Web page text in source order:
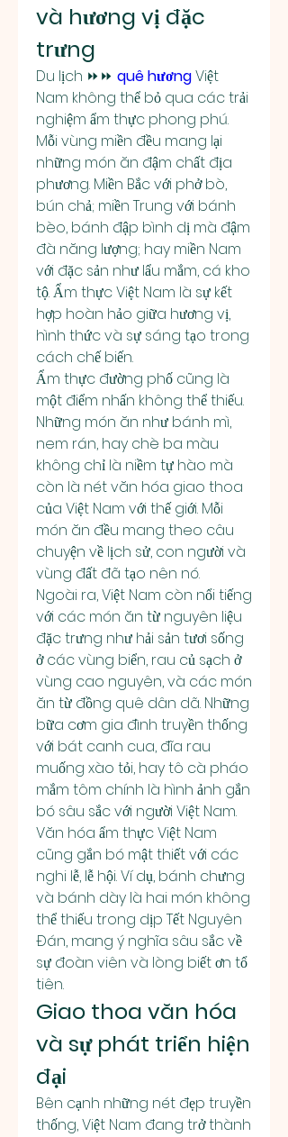
và hương vị đặc
trưng
Du lịch ⏩⏩ quê hương Việt
Nam không thể bỏ qua các trải
nghiệm ẩm thực phong phú.
Mỗi vùng miền đều mang lại
những món ăn đậm chất địa
phương. Miền Bắc với phở bò,
bún chả; miền Trung với bánh
bèo, bánh đập bình dị mà đậm
đà năng lượng; hay miền Nam
với đặc sản như lẩu mắm, cá kho
tộ. Ẩm thực Việt Nam là sự kết
hợp hoàn hảo giữa hương vị,
hình thức và sự sáng tạo trong
cách chế biến.
Ẩm thực đường phố cũng là
một điểm nhấn không thể thiếu.
Những món ăn như bánh mì,
nem rán, hay chè ba màu
không chỉ là niềm tự hào mà
còn là nét văn hóa giao thoa
của Việt Nam với thế giới. Mỗi
món ăn đều mang theo câu
chuyện về lịch sử, con người và
vùng đất đã tạo nên nó.
Ngoài ra, Việt Nam còn nổi tiếng
với các món ăn từ nguyên liệu
đặc trưng như hải sản tươi sống
ở các vùng biển, rau củ sạch ở
vùng cao nguyên, và các món
ăn từ đồng quê dân dã. Những
bữa cơm gia đình truyền thống
với bát canh cua, đĩa rau
muống xào tỏi, hay tô cà pháo
mắm tôm chính là hình ảnh gắn
bó sâu sắc với người Việt Nam.
Văn hóa ẩm thực Việt Nam
cũng gắn bó mật thiết với các
nghi lễ, lễ hội. Ví dụ, bánh chưng
và bánh dày là hai món không
thể thiếu trong dịp Tết Nguyên
Đán, mang ý nghĩa sâu sắc về
sự đoàn viên và lòng biết ơn tổ
tiên.
Giao thoa văn hóa
và sự phát triển hiện
đại
Bên cạnh những nét đẹp truyền
thống, Việt Nam đang trở thành